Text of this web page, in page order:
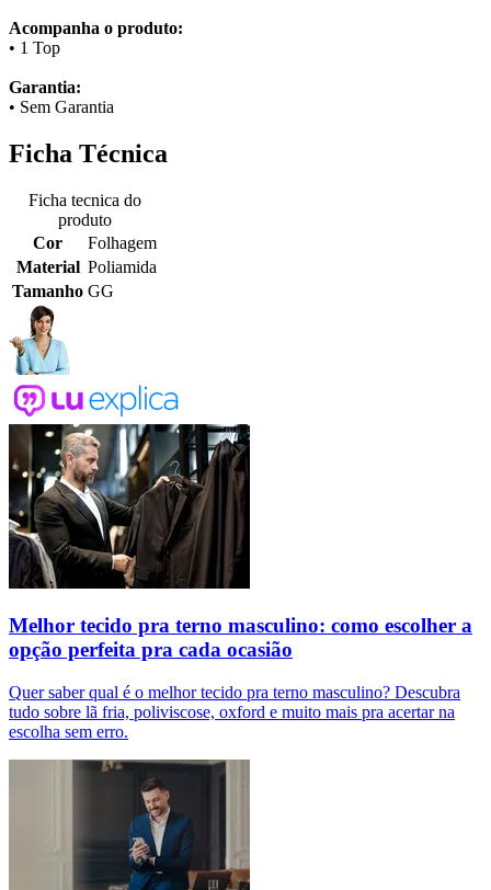
Acompanha o produto:
• 1 Top
Garantia:
• Sem Garantia
Ficha Técnica
Ficha tecnica do
produto
Cor
Folhagem
Material Poliamida
Tamanho GG
Melhor tecido pra terno masculino: como escolher a
opção perfeita pra cada ocasião
Quer saber qual é o melhor tecido pra terno masculino? Descubra
tudo sobre lã fria, poliviscose, oxford e muito mais pra acertar na
escolha sem erro.